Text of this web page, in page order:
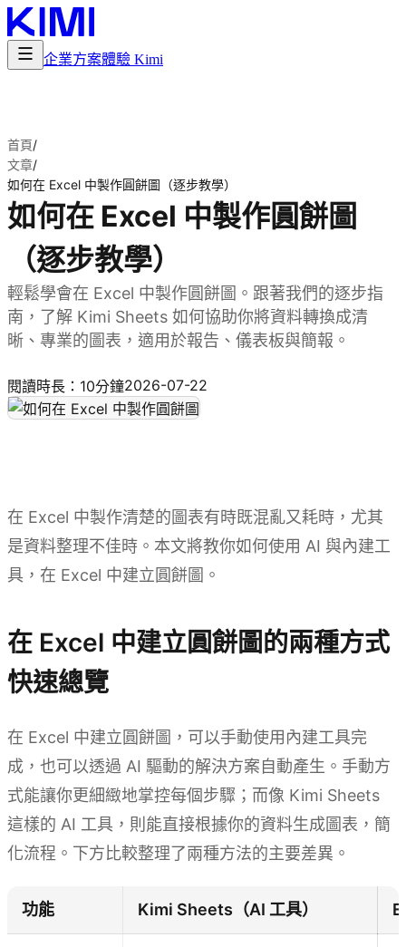
企業方案體驗 Kimi
首頁/
文章/
如何在 Excel 中製作圓餅圖（逐步教學）
如何在 Excel 中製作圓餅圖
（逐步教學）
輕鬆學會在 Excel 中製作圓餅圖。跟著我們的逐步指
南，了解 Kimi Sheets 如何協助你將資料轉換成清
晰、專業的圖表，適用於報告、儀表板與簡報。
閱讀時長：10分鐘2026-07-22
在 Excel 中製作清楚的圖表有時既混亂又耗時，尤其
是資料整理不佳時。本文將教你如何使用 AI 與內建工
具，在 Excel 中建立圓餅圖。
在 Excel 中建立圓餅圖的兩種方式
快速總覽
在 Excel 中建立圓餅圖，可以手動使用內建工具完
成，也可以透過 AI 驅動的解決方案自動產生。手動方
式能讓你更細緻地掌控每個步驟；而像 Kimi Sheets
這樣的 AI 工具，則能直接根據你的資料生成圖表，簡
化流程。下方比較整理了兩種方法的主要差異。
功能 Kimi Sheets（AI 工具）